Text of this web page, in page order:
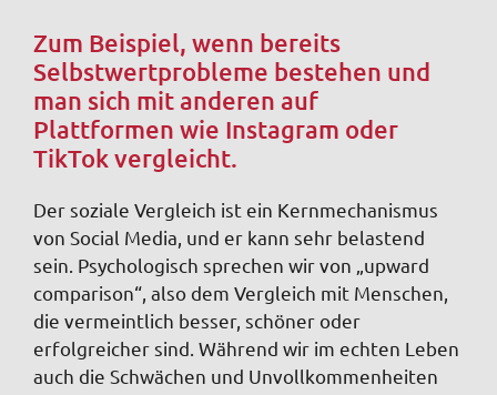
Zum Beispiel, wenn bereits
Selbstwertprobleme bestehen und
man sich mit anderen auf
Plattformen wie Instagram oder
TikTok vergleicht.
Der soziale Vergleich ist ein Kernmechanismus
von Social Media, und er kann sehr belastend
sein. Psychologisch sprechen wir von „upward
comparison“, also dem Vergleich mit Menschen,
die vermeintlich besser, schöner oder
erfolgreicher sind. Während wir im echten Leben
auch die Schwächen und Unvollkommenheiten